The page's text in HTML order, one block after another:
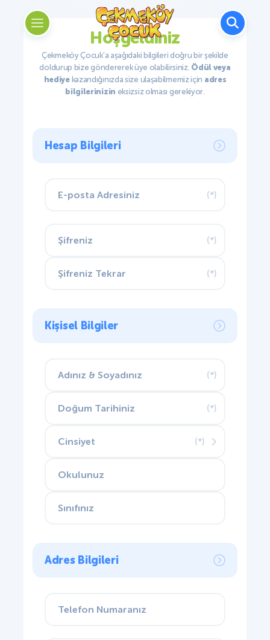
Hoşgeldiniz
Çekmeköy Çocuk’a aşağıdaki bilgileri doğru bir şekilde
doldurup bize göndererek üye olabilirsiniz. Ödül veya
hediyekazandığınızda size ulaşabilmemiz için adres
bilgilerinizin eksizsiz olması gerekiyor.
Hesap Bilgileri
(*)
(*)
(*)
Kişisel Bilgiler
(*)
(*)
(*)
Adres Bilgileri